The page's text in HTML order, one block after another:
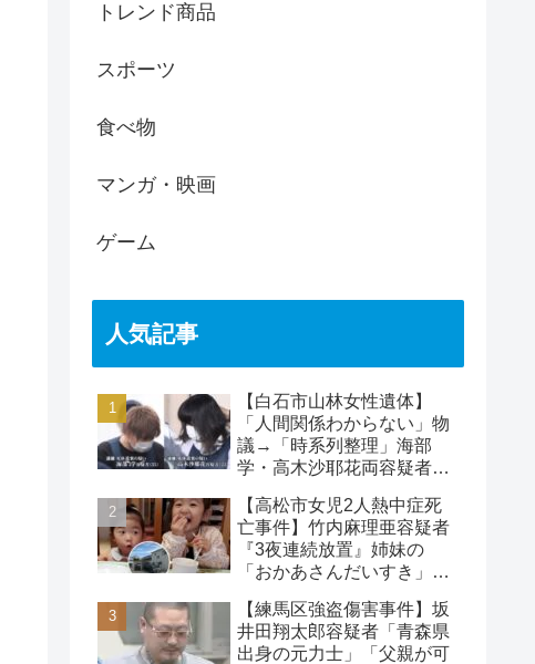
トレンド商品
スポーツ
食べ物
マンガ・映画
ゲーム
人気記事
【白石市山林女性遺体】
「人間関係わからない」物
議→「時系列整理」海部
学・高木沙耶花両容疑者、
な事件
【高松市女児2人熱中症死
亡事件】竹内麻理亜容疑者
『3夜連続放置』姉妹の
「おかあさんだいすき」折
論
【練馬区強盗傷害事件】坂
井田翔太郎容疑者「青森県
出身の元力士」「父親が可